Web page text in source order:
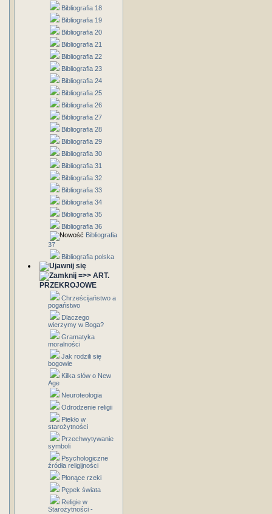
Bibliografia 18
Bibliografia 19
Bibliografia 20
Bibliografia 21
Bibliografia 22
Bibliografia 23
Bibliografia 24
Bibliografia 25
Bibliografia 26
Bibliografia 27
Bibliografia 28
Bibliografia 29
Bibliografia 30
Bibliografia 31
Bibliografia 32
Bibliografia 33
Bibliografia 34
Bibliografia 35
Bibliografia 36
Bibliografia
37
Bibliografia polska
=>> ART.
PRZEKROJOWE
Chrześcijaństwo a
pogaństwo
Dlaczego
wierzymy w Boga?
Gramatyka
moralności
Jak rodzili się
bogowie
Kilka słów o New
Age
Neuroteologia
Odrodzenie religii
Piekło w
starożytności
Przechwytywanie
symboli
Psychologiczne
źródła religijności
Płonące rzeki
Pępek świata
Religie w
Starożytności -